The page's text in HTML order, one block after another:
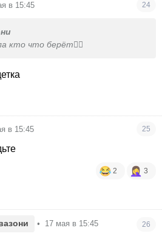
в 15:45 24
кто что берёт🤦‍♀️
в 15:45 25
2 3
• 17 мая в 15:45 26